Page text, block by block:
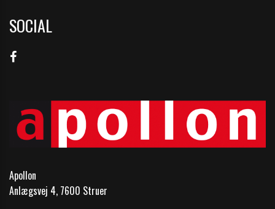
SOCIAL
Apollon
Anlægsvej 4, 7600 Struer